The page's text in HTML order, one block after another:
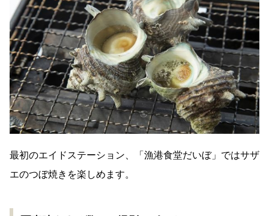
最初のエイドステーション、「漁港食堂だいぼ」ではサザ
エのつぼ焼きを楽しめます。